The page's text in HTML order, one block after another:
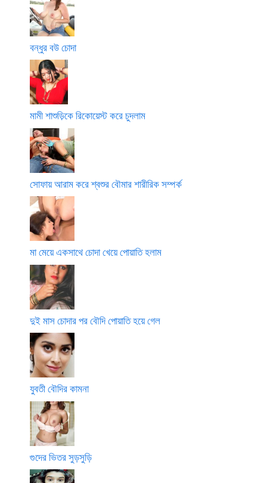
বন্ধুর বউ চোদা
মামী শাশুড়িকে রিকোয়েস্ট করে চুদলাম
সোফায় আরাম করে শ্বশুর বৌমার শারীরিক সম্পর্ক
মা মেয়ে একসাথে চোদা খেয়ে পোয়াতি হলাম
দুই মাস চোদার পর বৌদি পোয়াতি হয়ে গেল
যুবতী বৌদির কামনা
গুদের ভিতর সুড়সুড়ি